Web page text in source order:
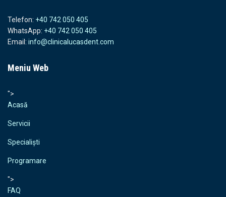
Telefon: +40 742 050 405
WhatsApp: +40 742 050 405
Email: info@clinicalucasdent.com
Meniu Web
">
Acasă
Servicii
Specialiști
Programare
">
FAQ